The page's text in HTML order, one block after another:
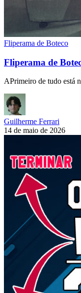
Fliperama de Boteco
Fliperama de
APrimeiro de tudo está
Guilherme Ferrari
14 de maio de 2026